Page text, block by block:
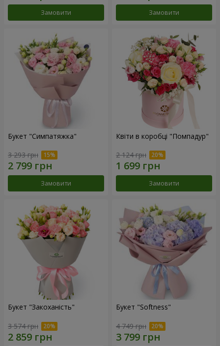
Замовити Замовити
Букет "Симпатяжка"
3 293 грн
Замовити
Квіти в коробці "Помпадур"
2 124 грн
Замовити
Букет "Закоханість"
3 574 грн
Букет "Softness"
4 749 грн